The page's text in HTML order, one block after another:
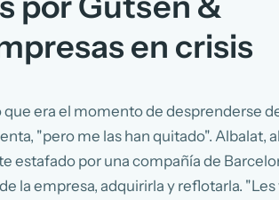
en crisis
era el momento de desprenderse
"pero me las han quitado". Albalat,
estafado por una compañía de
la empresa, adquirirla y reflotarla.